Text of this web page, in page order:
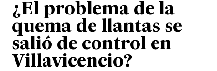
¿El problema de la
quema de llantas se
salió de control en
Villavicencio?